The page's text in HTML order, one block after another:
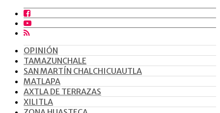
OPINIÓN
TAMAZUNCHALE
SAN MARTÍN CHALCHICUAUTLA
MATLAPA
AXTLA DE TERRAZAS
XILITLA